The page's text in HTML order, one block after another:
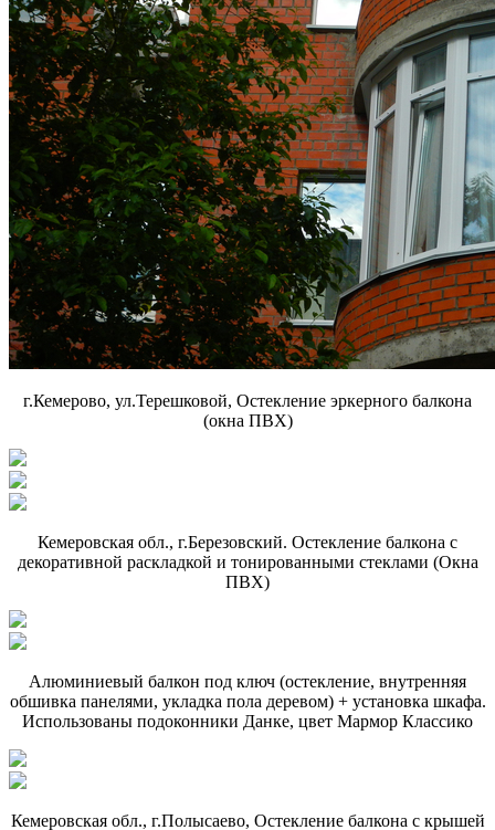
г.Кемерово, ул.Терешковой, Остекление эркерного балкона
(окна ПВХ)
Кемеровская обл., г.Березовский. Остекление балкона с
декоративной раскладкой и тонированными стеклами (Окна
ПВХ)
Алюминиевый балкон под ключ (остекление, внутренняя
обшивка панелями, укладка пола деревом) + установка шкафа.
Использованы подоконники Данке, цвет Мармор Классико
Кемеровская обл., г.Полысаево, Остекление балкона с крышей